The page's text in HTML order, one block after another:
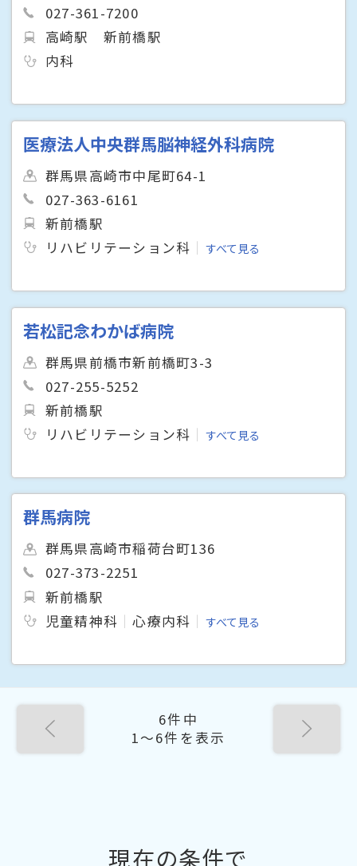
027-361-7200
高崎駅 新前橋駅
内科
医療法人中央群馬脳神経外科病院
群馬県高崎市中尾町64-1
027-363-6161
新前橋駅
リハビリテーション科
すべて見る
若松記念わかば病院
群馬県前橋市新前橋町3-3
027-255-5252
新前橋駅
リハビリテーション科
すべて見る
群馬病院
群馬県高崎市稲荷台町136
027-373-2251
新前橋駅
児童精神科
心療内科 すべて見る
6件中
1〜6件を表示
現在の条件で